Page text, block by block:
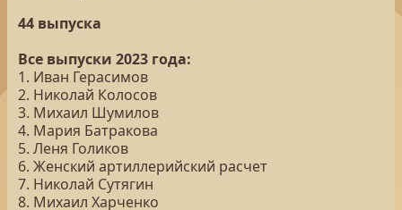
44 выпуска
Все выпуски 2023 года:
1. Иван Герасимов
2. Николай Колосов
3. Михаил Шумилов
4. Мария Батракова
5. Леня Голиков
6. Женский артиллерийский расчет
7. Николай Сутягин
8. Михаил Харченко